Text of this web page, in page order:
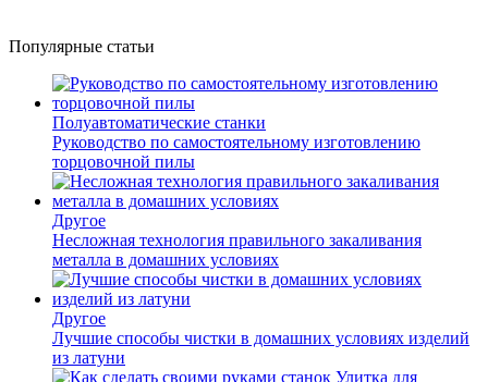
Популярные статьи
Полуавтоматические станки
Руководство по самостоятельному изготовлению
торцовочной пилы
Другое
Несложная технология правильного закаливания
металла в домашних условиях
Другое
Лучшие способы чистки в домашних условиях изделий
из латуни